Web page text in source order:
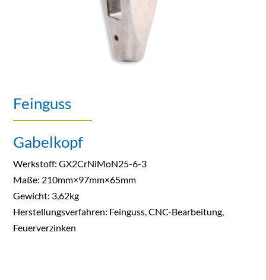
Feinguss
Gabelkopf
Werkstoff: GX2CrNiMoN25-6-3
Maße: 210mm×97mm×65mm
Gewicht: 3,62kg
Herstellungsverfahren: Feinguss, CNC-Bearbeitung,
Feuerverzinken